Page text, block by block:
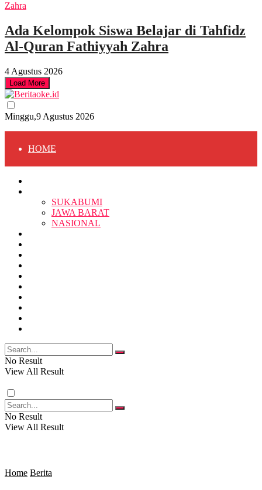
Ada Kelompok Siswa Belajar di Tahfidz
Al-Quran Fathiyyah Zahra
4 Agustus 2026
Load More
Minggu,9 Agustus 2026
HOME
SUKABUMI
PENDIDIKAN
SOSOK
SUKABUMI
JAWA BARAT
NASIONAL
No Result
View All Result
No Result
View All Result
Home Berita